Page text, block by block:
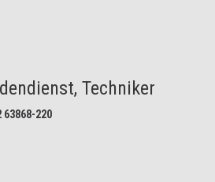
Techniker
63868-220